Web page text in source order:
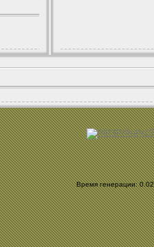
Время генерации: